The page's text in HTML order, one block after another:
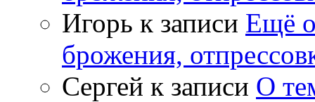
Игорь к записи Ещё
брожения,
Сергей к записи О